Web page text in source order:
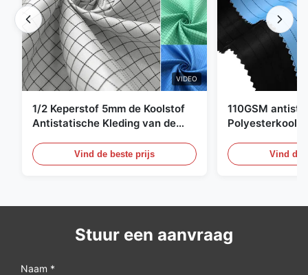
VIDEO
1/2 Keperstof 5mm de Koolstof
Antistatische Kleding van de
Vind de beste prijs
110GSM
Vind de
Stuur een aanvraag
Naam *